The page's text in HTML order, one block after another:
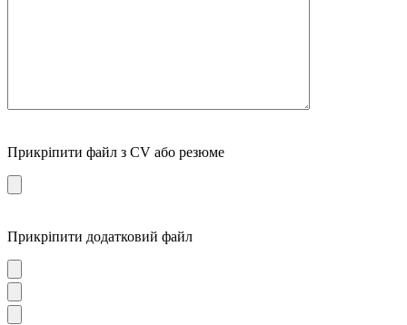
Прикріпити файл з CV або резюме
Прикріпити додатковий файл